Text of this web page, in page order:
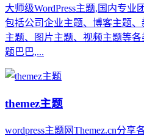
大师级WordPress主题,国内专业
包括公司企业主题、博客主题
主题、图片主题、视频主题等各
题巴巴,...
themez主题
wordpress主题网Themez.cn分享